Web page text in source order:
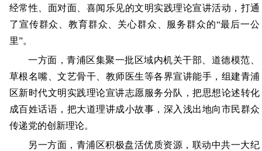
经常性、面对面、喜闻乐见的文明实践理论宣讲活动，打通
了宣传群众、教育群众、关心群众、服务群众的“最后一公
里”。
一方面，青浦区集聚一批区域内机关干部、道德模范、
草根名嘴、文艺骨干、教师医生等各界宣讲能手，组建青浦
区新时代文明实践理论宣讲志愿服务分队，把思想论述转化
成百姓话语，把大道理讲成小故事，深入浅出地向市民群众
传递党的创新理论。
另一方面，青浦区积极盘活优质资源，联动中共一大纪